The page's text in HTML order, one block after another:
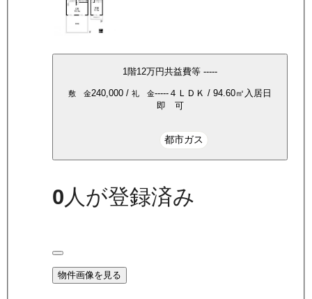
1階12万円共益費等 -----
敷 金240,000 / 礼 金----- ４ＬＤＫ / 94.60㎡ 入居日
即 可
都市ガス
0 人が登録済み
物件画像を見る